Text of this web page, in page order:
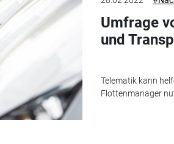
Umfrage
und
Telematik kann
Flottenmanager